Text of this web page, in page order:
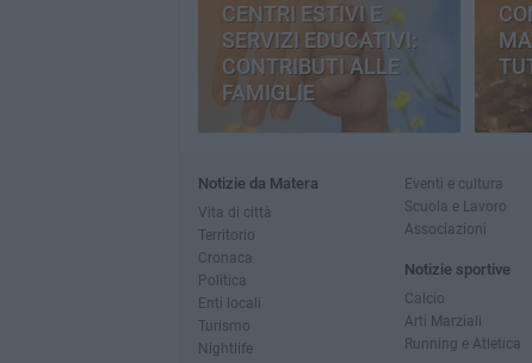
CENTRI ESTIVI E
SERVIZI EDUCATIVI:
CONTRIBUTI ALLE
FAMIGLIE
Notizie da Matera
Vita di città
Territorio
Cronaca
Politica
Enti locali
Turismo
Nightlife
Eventi e cultura
Scuola e Lavoro
Associazioni
Notizie sportive
Calcio
Arti Marziali
Running e Atletica